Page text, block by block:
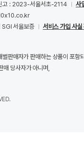
고 : 2023-서울서초-2114
사
SGI 서울보증 서비스 가입 사실
판매자가 판매하는 상품이 포함
당사자가 아니며,